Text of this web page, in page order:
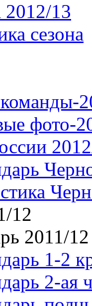
2012/13
сезона
фото-
12
2011/12
1-2
2-ая